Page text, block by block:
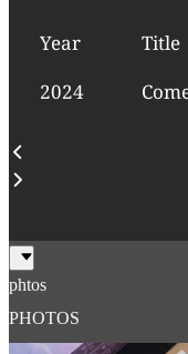
Year Title
2024
phtos
PHOTOS